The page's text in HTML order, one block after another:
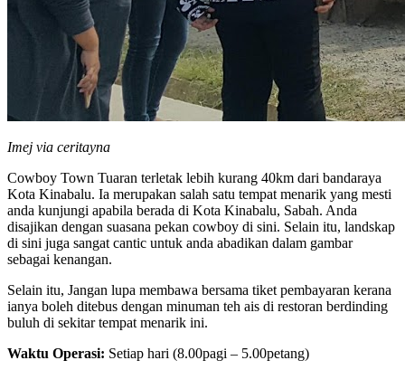
Imej via ceritayna
Cowboy Town Tuaran terletak lebih kurang 40km dari bandaraya
Kota Kinabalu. Ia merupakan salah satu tempat menarik yang mesti
anda kunjungi apabila berada di Kota Kinabalu, Sabah. Anda
disajikan dengan suasana pekan cowboy di sini. Selain itu, landskap
di sini juga sangat cantic untuk anda abadikan dalam gambar
sebagai kenangan.
Selain itu, Jangan lupa membawa bersama tiket pembayaran kerana
ianya boleh ditebus dengan minuman teh ais di restoran berdinding
buluh di sekitar tempat menarik ini.
Waktu Operasi: Setiap hari (8.00pagi – 5.00petang)